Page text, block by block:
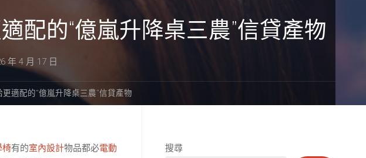
配的“億嵐升降桌三農”信貸產物
年 4 月 17 日
適配的“億嵐升降桌三農”信貸產物
有的室內設計物品都必電動
搜尋